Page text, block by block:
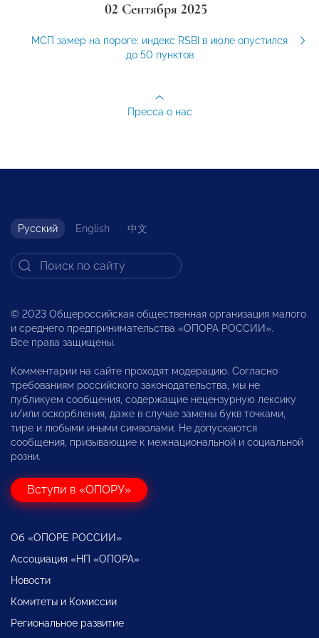
02 Сентября 2025
МСП замер на пороге: индекс RSBI в июле опустился
до 50 пунктов
Пресса о нас
Русский English 中文
© 2023 Общероссийская общественная организация малого
и среднего предпринимательства «ОПОРА РОССИИ».
Все права защищены.
Комментарии на сайте проходят модерацию. Согласно
требованиям российского законодательства, мы не
публикуем сообщения, содержащие нецензурную лексику
и/или оскорбления, даже в случае замены букв точками,
тире и любыми иными символами. Не допускаются
сообщения, призывающие к межнациональной и социальной
розни.
Вступи в «ОПОРУ»
Об «ОПОРЕ РОССИИ»
Ассоциация «НП «ОПОРА»
Новости
Комитеты и Комиссии
Региональное развитие